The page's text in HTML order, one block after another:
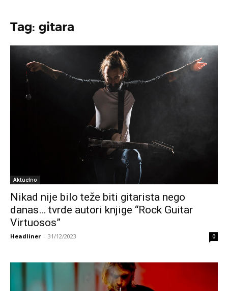
Tag: gitara
Aktuelno
Nikad nije bilo teže biti gitarista nego
danas… tvrde autori knjige “Rock Guitar
Virtuosos”
Headliner - 31/12/2023 0